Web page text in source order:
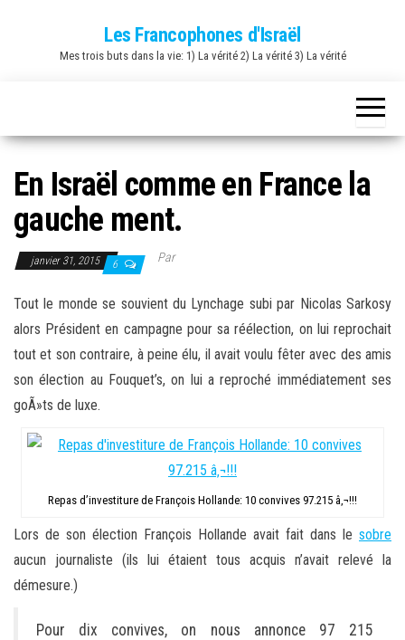
Les Francophones d'Israël
Mes trois buts dans la vie: 1) La vérité 2) La vérité 3) La vérité
En Israël comme en France la
gauche ment.
janvier 31, 2015 6 Par
Tout le monde se souvient du Lynchage subi par Nicolas Sarkosy
alors Président en campagne pour sa réélection, on lui reprochait
tout et son contraire, à peine élu, il avait voulu fêter avec des amis
son élection au Fouquet’s, on lui a reproché immédiatement ses
goÃ»ts de luxe.
Repas d’investiture de François Hollande: 10 convives 97.215 â‚¬!!!
Lors de son élection François Hollande avait fait dans le sobre
aucun journaliste (ils lui étaient tous acquis n’avait relevé la
démesure.)
Pour dix convives, on nous annonce 97 215